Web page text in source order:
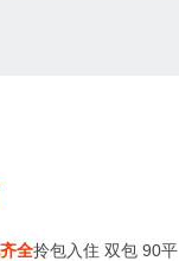
全拎包入住 双包 90平